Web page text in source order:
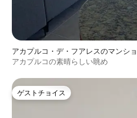
アカプルコ・デ・フアレスのマンシ
ート
アカプルコの素晴らしい眺め
ゲストチョイス
ゲストチョイス